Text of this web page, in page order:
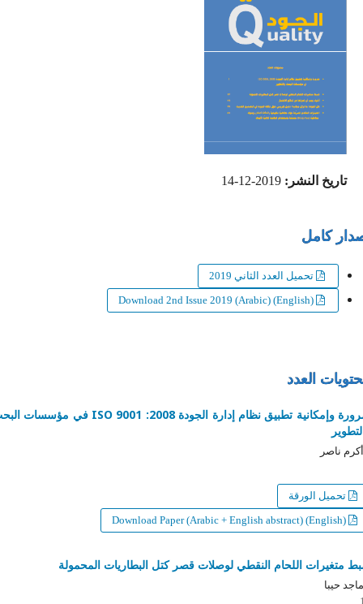
تاريخ النشر: 2019-12-14
كامل
تحميل العدد الثاني 2019
Download 2nd Issue 2019 (Arabic) (English)
العدد
ضرورة وإمكانية تطبيق نظام إدارة الجودة 2008: ISO 9001 في مؤسسات البحث
ناصر
تحميل الورقة
Download Paper (Arabic + English abstract) (English)
متغيرات اللحام النقطي لوصلات قصر كتل البطاريات المحمولة
حيبا